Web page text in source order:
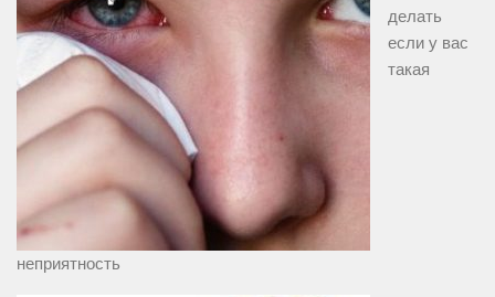
делать
если у вас
такая
неприятность